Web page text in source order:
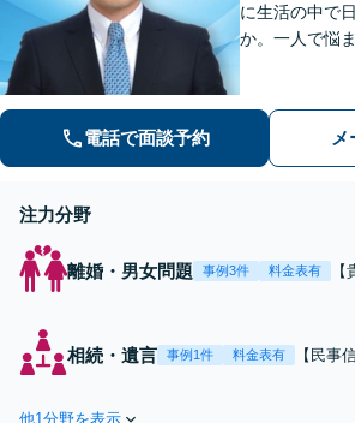
に生活の中で
か。一人で悩
か、解決でき
策があるかご
電話で面談予約
注力分野
離婚・男女問題 事例3件 料金表有
精
相続・遺言 事例1件 料金表有
【民事
他1分野を表示